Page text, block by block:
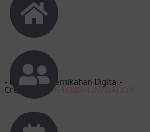
- Undangan Pernikahan Digital -
Created by MAHABBAH INVITATION